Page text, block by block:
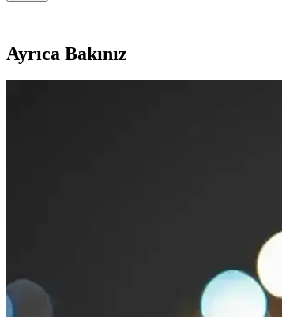
Ayrıca Bakınız
Makyaj Temizleme Yöntemleri ve Cilt
Makyaj temizliği cilt sağlığını korumak için kritik bir
Göz Kenarı ve Kirpik Kırışıklıklarını